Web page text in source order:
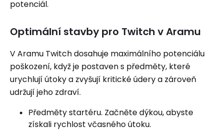
potenciál.
Optimální stavby pro Twitch v Aramu
V Aramu Twitch dosahuje maximálního potenciálu
poškození, když je postaven s předměty, které
urychlují útoky a zvyšují kritické údery a zároveň
udržují jeho zdraví.
Předměty startéru. Začněte dýkou, abyste
získali rychlost včasného útoku.